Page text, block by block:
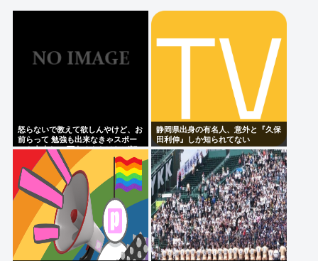
遣いや優しさがハンパじゃない」 中居氏との思い出
wakatteTVの高田ふーみんこと、武田塾の高田史拓さ
Powered by livedoor 相互RSS
怒らないで教えて欲しんやけど、お
前らって 勉強も出来なきゃスポー
ツも出来ない 面白くもなければ顔
も悪い クラスの5軍だったよね？
静岡県出身の有名人、意外と『久保
田利伸』しか知られてない